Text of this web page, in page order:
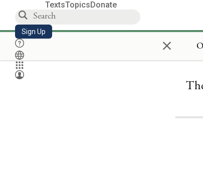
TextsTopicsDonate
Sign Up ×